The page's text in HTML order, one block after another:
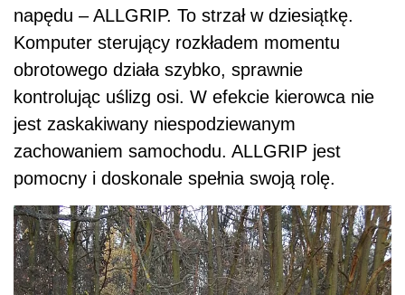
napędu – ALLGRIP. To strzał w dziesiątkę.
Komputer sterujący rozkładem momentu
obrotowego działa szybko, sprawnie
kontrolując uślizg osi. W efekcie kierowca nie
jest zaskakiwany niespodziewanym
zachowaniem samochodu. ALLGRIP jest
pomocny i doskonale spełnia swoją rolę.